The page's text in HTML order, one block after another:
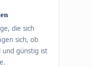
die sich
sich, ob
und günstig ist